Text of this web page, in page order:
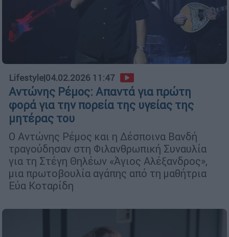
Lifestyle|04.02.2026 11:47
Αντώνης Ρέμος: Απαντά για πρώτη
φορά για την πορεία της υγείας της
μητέρας του
Ο Αντώνης Ρέμος και η Δέσποινα Βανδή
τραγούδησαν στη Φιλανθρωπική Συναυλία
για τη Στέγη Θηλέων «Άγιος Αλέξανδρος»,
μια πρωτοβουλία αγάπης από τη μαθήτρια
Εύα Κοταρίδη